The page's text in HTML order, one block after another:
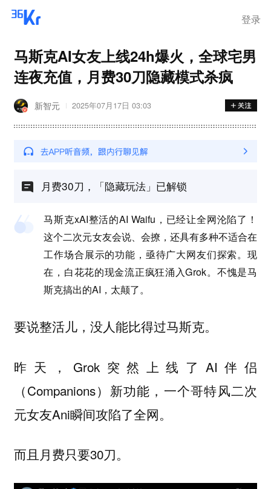
登录
马斯克AI女友上线24h爆火，全球宅男
连夜充值，月费30刀隐藏模式杀疯
新智元 2025年07月17日 03:03
月费30刀，「隐藏玩法」已解锁
马斯克xAI整活的AI Waifu，已经让全网沦陷了！
这个二次元女友会说、会撩，还具有多种不适合在
工作场合展示的功能，亟待广大网友们探索。现
在，白花花的现金流正疯狂涌入Grok。不愧是马
斯克搞出的AI，太颠了。
要说整活儿，没人能比得过马斯克。
昨天，Grok突然上线了AI伴侣
（Companions）新功能，一个哥特风二次
元女友Ani瞬间攻陷了全网。
而且月费只要30刀。